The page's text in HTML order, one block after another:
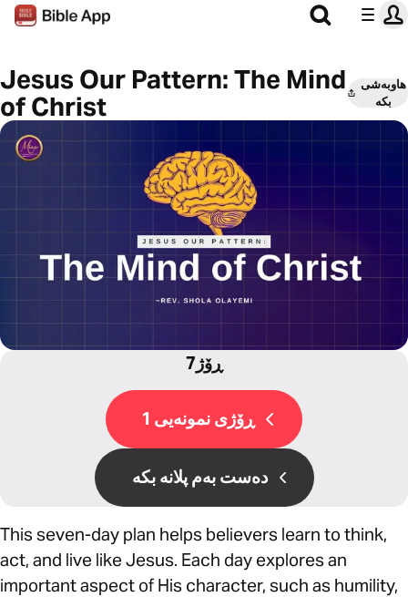
Jesus Our Pattern: The Mind
of Christ
هاوبەشی
بکە
7ڕۆژ
ڕۆژی نمونەیی 1
دەست بەم پلانە بکە
This seven-day plan helps believers learn to think,
act, and live like Jesus. Each day explores an
important aspect of His character, such as humility,